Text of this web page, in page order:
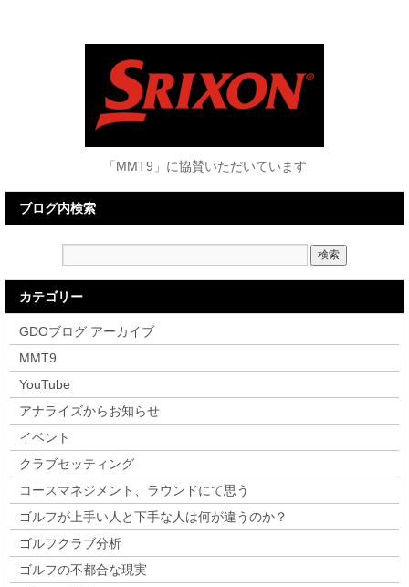
「MMT9」に協賛いただいています
ブログ内検索
カテゴリー
GDOブログ アーカイブ
MMT9
YouTube
アナライズからお知らせ
イベント
クラブセッティング
コースマネジメント、ラウンドにて思う
ゴルフが上手い人と下手な人は何が違うのか？
ゴルフクラブ分析
ゴルフの不都合な現実